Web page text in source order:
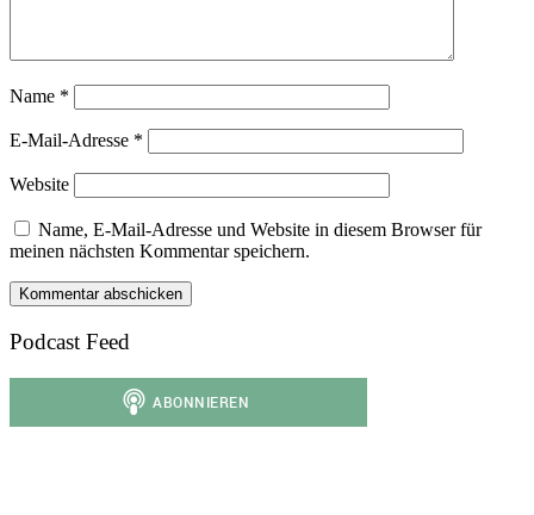
Name *
E-Mail-Adresse *
Website
Name, E-Mail-Adresse und Website in diesem Browser für
meinen nächsten Kommentar speichern.
Podcast Feed